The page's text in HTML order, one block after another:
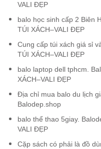
VALI ĐẸP
balo học sinh cấp 2 Biên
TÚI XÁCH–VALI ĐẸP
Cung cấp túi xách giá sỉ
TÚI XÁCH–VALI ĐẸP
balo laptop dell tphcm.
XÁCH–VALI ĐẸP
Địa chỉ mua balo du lịch
Balodep.shop
balo thể thao 5giay.
VALI ĐẸP
Cặp sách có phải là đồ